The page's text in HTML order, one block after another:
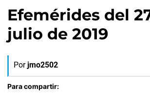
Efemérides del
julio de 2019
Por jmo2502
Para compartir: